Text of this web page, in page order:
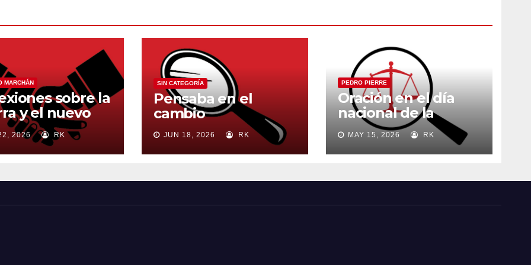
MARCHÁN
sobre la
y el nuevo
mundial
2026 RK
SIN CATEGORÍA
Pensaba en el
cambio
JUN 18, 2026 RK
PEDRO PIERRE
Oración en el día
nacional de la
madre
MAY 15, 2026 RK